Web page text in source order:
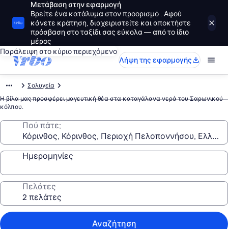
Μετάβαση στην εφαρμογή
Βρείτε ένα κατάλυμα στον προορισμό . Αφού
κάνετε κράτηση, διαχειριστείτε και αποκτήστε
πρόσβαση στο ταξίδι σας εύκολα — από το ίδιο
μέρος
Παράλειψη στο κύριο περιεχόμενο
Λήψη της εφαρμογής
Σολυγεία
Η βίλα μας προσφέρει μαγευτική θέα στα καταγάλανα νερά του Σαρωνικού
κόλπου.
Πού πάτε;
Ημερομηνίες
Πελάτες
Αναζήτηση